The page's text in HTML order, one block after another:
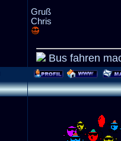
Gruß
Chris
Bus fahren